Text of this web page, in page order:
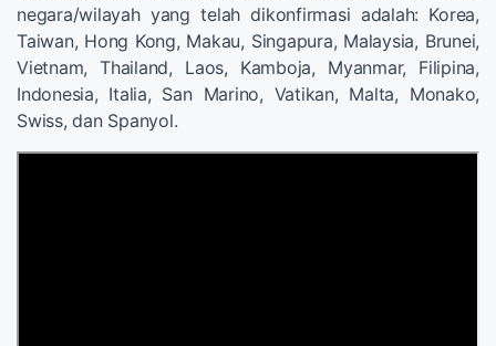
negara/wilayah yang telah dikonfirmasi adalah: Korea,
Taiwan, Hong Kong, Makau, Singapura, Malaysia, Brunei,
Vietnam, Thailand, Laos, Kamboja, Myanmar, Filipina,
Indonesia, Italia, San Marino, Vatikan, Malta, Monako,
Swiss, dan Spanyol.